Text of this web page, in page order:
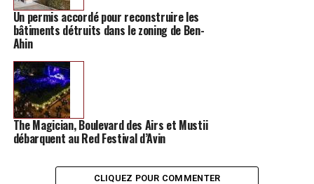
Un permis accordé pour reconstruire les
bâtiments détruits dans le zoning de Ben-
Ahin
The Magician, Boulevard des Airs et Mustii
débarquent au Red Festival d’Avin
CLIQUEZ POUR COMMENTER